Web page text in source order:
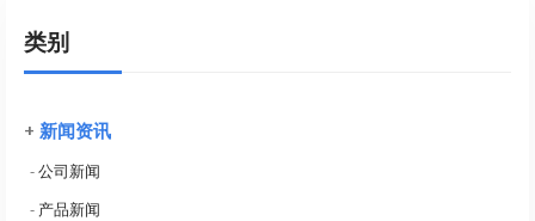
类别
+ 新闻资讯
-公司新闻
- 产品新闻